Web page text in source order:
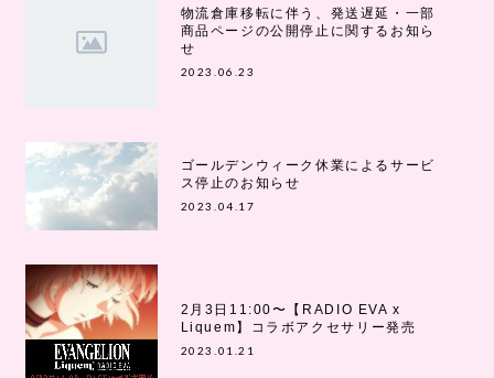
物流倉庫移転に伴う、発送遅延・一部
商品ページの公開停止に関するお知ら
せ
2023.06.23
ゴールデンウィーク休業によるサービ
ス停止のお知らせ
2023.04.17
2月3日11:00〜【RADIO EVA x
Liquem】コラボアクセサリー発売
2023.01.21